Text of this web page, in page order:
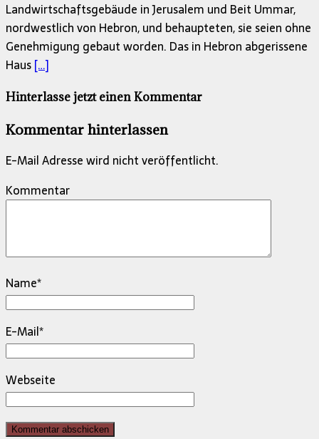
Landwirtschaftsgebäude in Jerusalem und Beit Ummar,
nordwestlich von Hebron, und behaupteten, sie seien ohne
Genehmigung gebaut worden. Das in Hebron abgerissene
Haus[…]
Hinterlasse jetzt einen Kommentar
Kommentar hinterlassen
E-Mail Adresse wird nicht veröffentlicht.
Kommentar
Name*
E-Mail*
Webseite